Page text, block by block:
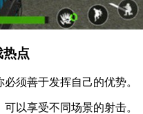
热点
须善于发挥自己的优势。
以享受不同场景的射击。